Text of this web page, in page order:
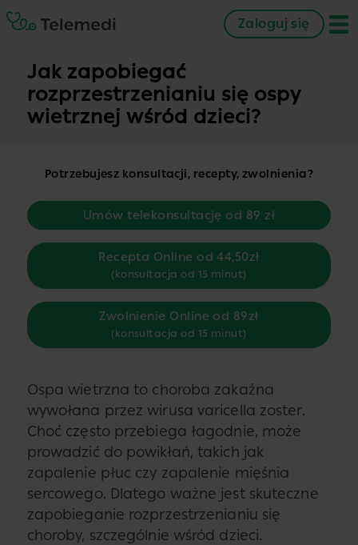
Zaloguj się
Jak zapobiegać
rozprzestrzenianiu się ospy
wietrznej wśród dzieci?
Potrzebujesz konsultacji, recepty, zwolnienia?
Umów telekonsultację od 89 zł
Recepta Online od 44,50zł
(konsultacja od 15 minut)
Zwolnienie Online od 89zł
(konsultacja od 15 minut)
Ospa wietrzna to choroba zakaźna
wywołana przez wirusa varicella zoster.
Choć często przebiega łagodnie, może
prowadzić do powikłań, takich jak
zapalenie płuc czy zapalenie mięśnia
sercowego. Dlatego ważne jest skuteczne
zapobieganie rozprzestrzenianiu się
choroby, szczególnie wśród dzieci.